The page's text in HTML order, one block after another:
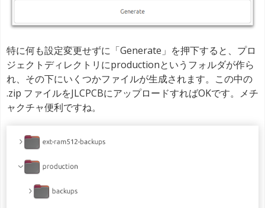
特に何も設定変更せずに「Generate」を押下すると、プロ
ジェクトディレクトリにproductionというフォルダが作ら
れ、その下にいくつかファイルが生成されます。この中の
.zip ファイルをJLCPCBにアップロードすればOKです。メチ
ャクチャ便利ですね。